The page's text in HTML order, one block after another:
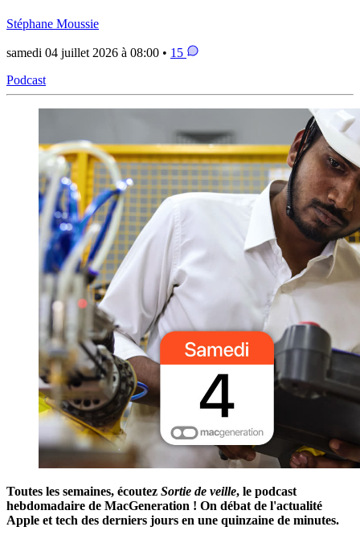
Stéphane Moussie
samedi 04 juillet 2026 à 08:00 • 15
Podcast
Toutes les semaines, écoutez Sortie de veille, le podcast
hebdomadaire de MacGeneration ! On débat de l'actualité
Apple et tech des derniers jours en une quinzaine de minutes.